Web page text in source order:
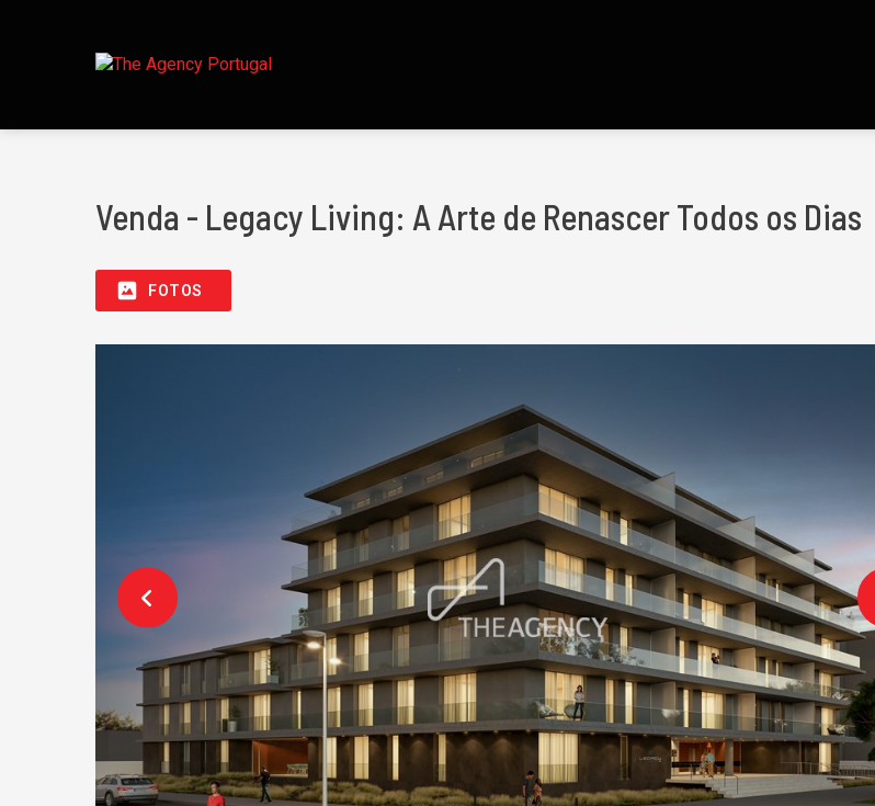
Venda - Legacy Living: A Arte de Renascer Todos os Dias
FOTOS